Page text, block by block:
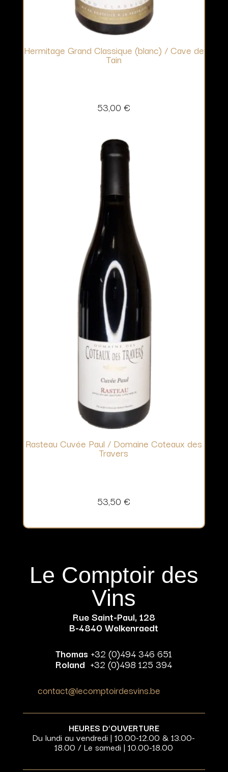
Hermitage Grand Classique (blanc) / Cave de
Tain
53,00 €
Rasteau Cuvée Paul / Domaine Coteaux des
Travers
53,50 €
Le Comptoir des
Vins
Rue Saint-Paul, 128
B-4840 Welkenraedt
Thomas +32 (0)494 346 651
Roland +32 (0)498 125 394
contact@lecomptoirdesvins.be
HEURES D’OUVERTURE
Du lundi au vendredi | 10.00-12.00 & 13.00-
18.00 / Le samedi | 10.00-18.00